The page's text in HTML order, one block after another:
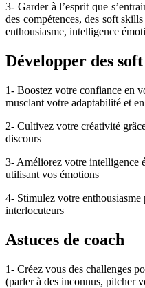
3- Garder à l’esprit que
des compétences, des soft
enthousiasme, intelligence
Développer des
1- Boostez votre confiance en
musclant votre adaptabilité et
2- Cultivez votre créativité
discours
3- Améliorez votre intelligence
utilisant vos émotions
4- Stimulez votre
interlocuteurs
Astuces de coach
1- Créez vous des challenges
(parler à des inconnus,